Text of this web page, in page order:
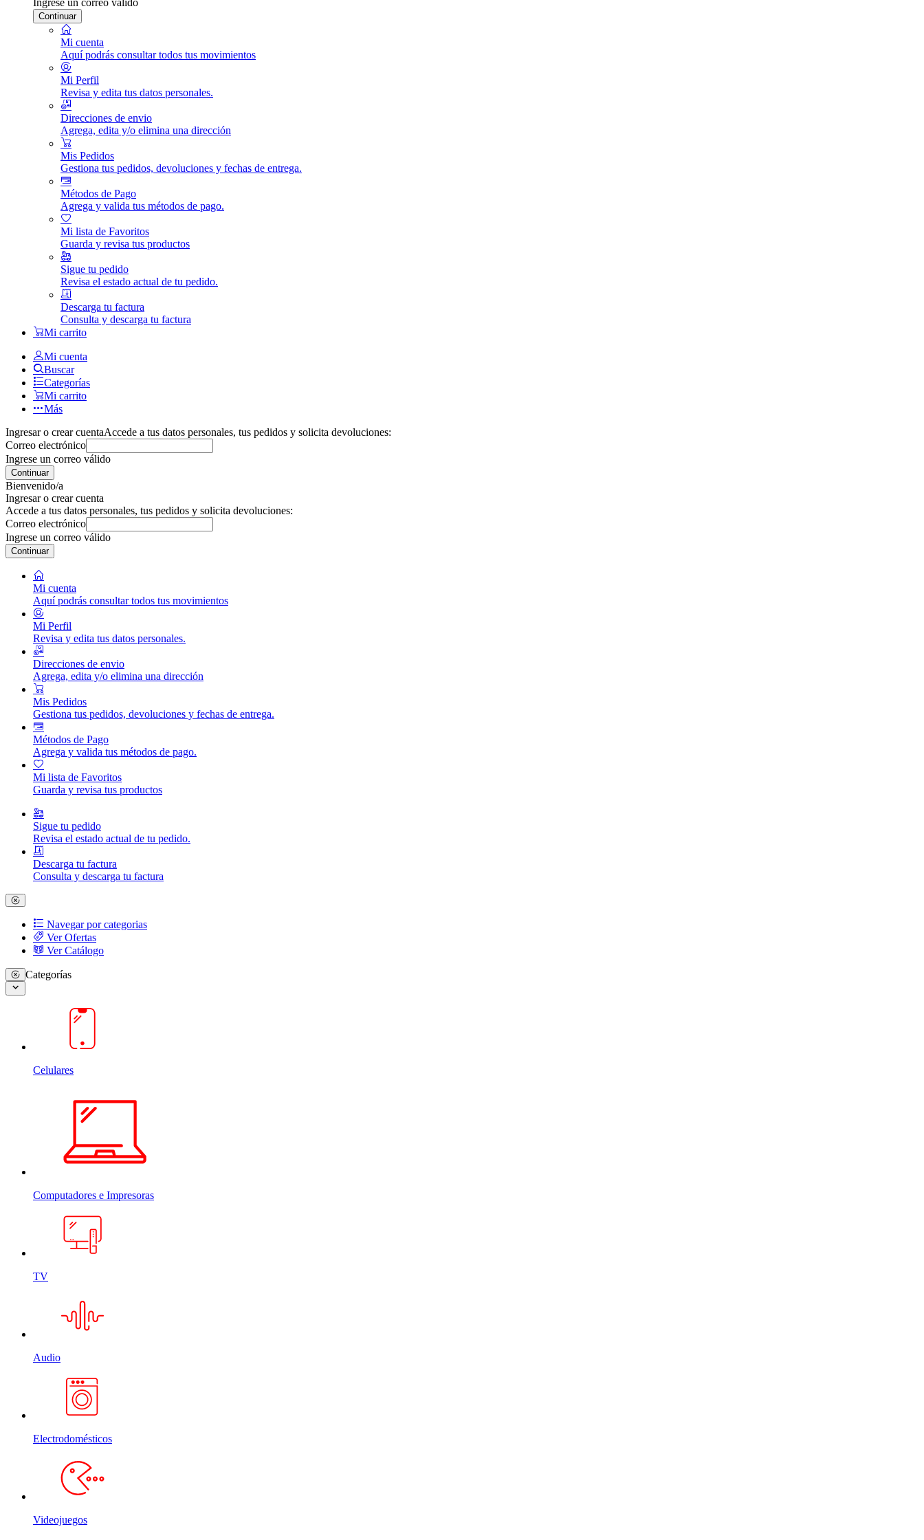
Continuar
Mi cuenta
Aquí podrás consultar todos tus movimientos
Mi Perfil
Revisa y edita tus datos personales.
Direcciones de envio
Agrega, edita y/o elimina una dirección
Mis Pedidos
Gestiona tus pedidos, devoluciones y fechas de entrega.
Métodos de Pago
Agrega y valida tus métodos de pago.
Mi lista de Favoritos
Guarda y revisa tus productos
Sigue tu pedido
Revisa el estado actual de tu pedido.
Descarga tu factura
Consulta y descarga tu factura
Mi carrito
Mi cuenta
Buscar
Categorías
Mi carrito
Más
Ingresar o crear cuentaAccede a tus datos personales, tus pedidos y solicita devoluciones:
Correo electrónico
Ingrese un correo válido
Continuar
Bienvenido/a
Ingresar o crear cuenta
Accede a tus datos personales, tus pedidos y solicita devoluciones:
Correo electrónico
Ingrese un correo válido
Continuar
Mi cuenta
Aquí podrás consultar todos tus movimientos
Mi Perfil
Revisa y edita tus datos personales.
Direcciones de envio
Agrega, edita y/o elimina una dirección
Mis Pedidos
Gestiona tus pedidos, devoluciones y fechas de entrega.
Métodos de Pago
Agrega y valida tus métodos de pago.
Mi lista de Favoritos
Guarda y revisa tus productos
Sigue tu pedido
Revisa el estado actual de tu pedido.
Descarga tu factura
Consulta y descarga tu factura
Navegar por categorias
Ver Ofertas
Ver Catálogo
Categorías
Celulares
Computadores e Impresoras
TV
Audio
Electrodomésticos
Videojuegos